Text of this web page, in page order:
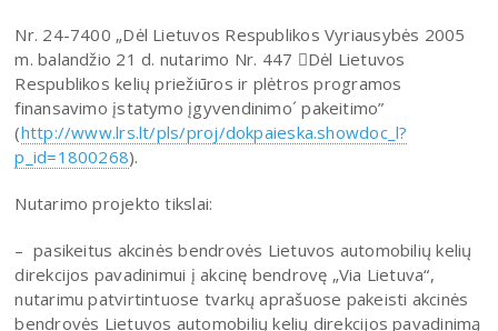
Nr. 24-7400 „Dėl Lietuvos Respublikos Vyriausybės 2005
m. balandžio 21 d. nutarimo Nr. 447 Dėl Lietuvos
Respublikos kelių priežiūros ir plėtros programos
finansavimo įstatymo įgyvendinimo´ pakeitimo”
(http://www.lrs.lt/pls/proj/dokpaieska.showdoc_l?
p_id=1800268).
Nutarimo projekto tikslai:
– pasikeitus akcinės bendrovės Lietuvos automobilių kelių
direkcijos pavadinimui į akcinę bendrovę „Via Lietuva“,
nutarimu patvirtintuose tvarkų aprašuose pakeisti akcinės
bendrovės Lietuvos automobilių kelių direkcijos pavadinimą